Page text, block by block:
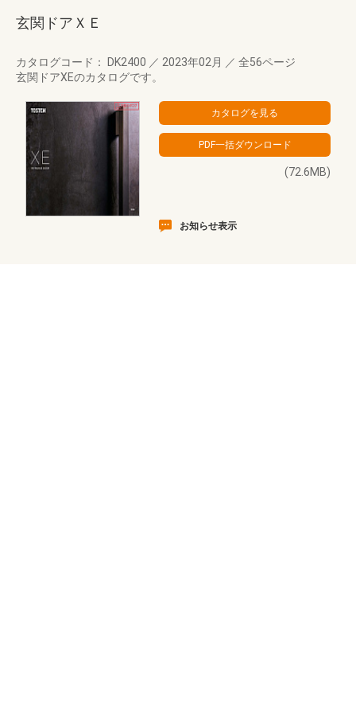
玄関ドアＸＥ
カタログコード： DK2400 ／ 2023年02月 ／ 全56ページ
玄関ドアXEのカタログです。
(72.6MB)
お知らせ表示